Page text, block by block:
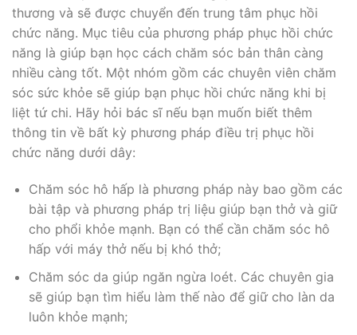
thương và sẽ được chuyển đến trung tâm phục hồi
chức năng. Mục tiêu của phương pháp phục hồi chức
năng là giúp bạn học cách chăm sóc bản thân càng
nhiều càng tốt. Một nhóm gồm các chuyên viên chăm
sóc sức khỏe sẽ giúp bạn phục hồi chức năng khi bị
liệt tứ chi. Hãy hỏi bác sĩ nếu bạn muốn biết thêm
thông tin về bất kỳ phương pháp điều trị phục hồi
chức năng dưới dây:
Chăm sóc hô hấp là phương pháp này bao gồm các
bài tập và phương pháp trị liệu giúp bạn thở và giữ
cho phổi khỏe mạnh. Bạn có thể cần chăm sóc hô
hấp với máy thở nếu bị khó thở;
Chăm sóc da giúp ngăn ngừa loét. Các chuyên gia
sẽ giúp bạn tìm hiểu làm thế nào để giữ cho làn da
luôn khỏe mạnh;